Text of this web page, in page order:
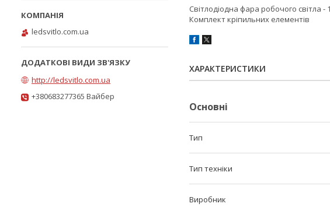
Світлодіодна фара робочого світла -
Комплект кріпильних елементів
ХАРАКТЕРИСТИКИ
Основні
Тип
Тип техніки
Виробник
ledsvitlo.com.ua
http://ledsvitlo.com.ua
+380683277365 Вайбер